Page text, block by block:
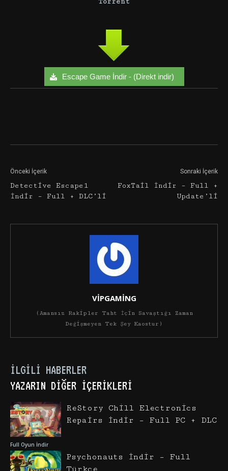
Escape Game İndir - (Direkt indir)
Önceki İçerik
Detective Escape1
İndir – Full + DLC’li
Sonraki İçerik
FoxTail İndir – Full +
Update’li
VİPGAMİNG
(Amansız Rakipler Taht İçin Savaştığı Zaman
Değişmeyen Tek Şey Kaostur)
İLGILI HABERLER
YAZARIN DIĞER İÇERIKLERI
Full Oyun İndir
ReStory Chill Electronics
Repairs İndir – Full PC + DLC
Psychonauts İndir – Full